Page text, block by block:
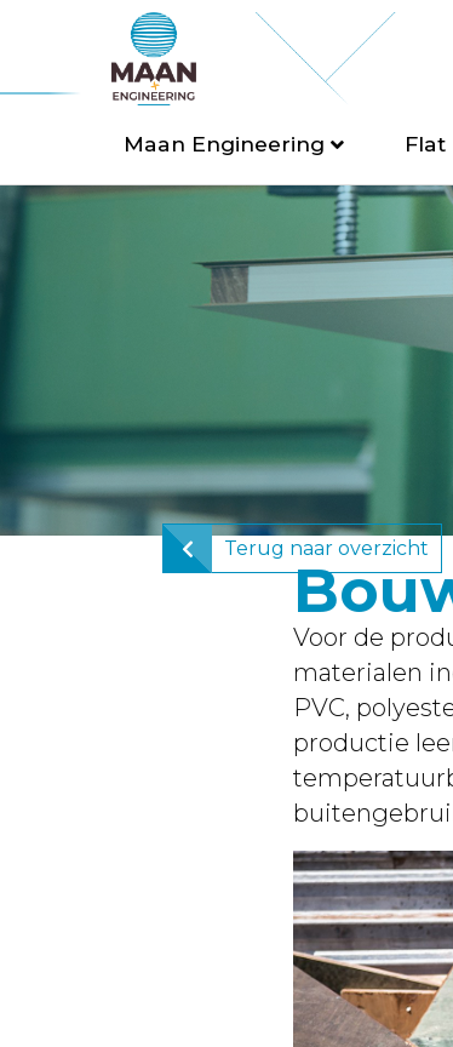
Maan Engineering Flat
Terug naar overzicht
Voor de
materialen
PVC,
productie